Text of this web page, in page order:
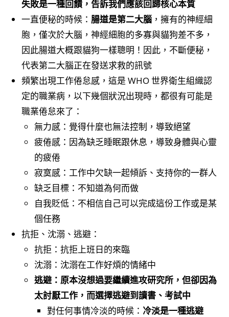
失敗是一種回饋，告訴我們應該回歸核心本質
一直便秘的時候： 腸道是第二大腦 ，擁有的神經細
胞，僅次於大腦，神經細胞的多寡與貓狗差不多，
因此腸道大概跟貓狗一樣聰明！因此，不斷便秘，
代表第二大腦正在發送求救的訊號
頻繁出現工作倦怠感，這是 WHO 世界衛生組織認
定的職業病，以下幾個狀況出現時，都很有可能是
職業倦怠來了：
無力感：覺得什麼也無法控制，導致絕望
疲倦感：因為缺乏睡眠跟休息，導致身體與心靈
的疲倦
寂寞感：工作中欠缺一起傾訴、支持你的一群人
缺乏目標：不知道為何而做
自我貶低：不相信自己可以完成這份工作或是某
個任務
抗拒、沈溺、逃避：
抗拒：抗拒上班日的來臨
沈溺：沈溺在工作好煩的情緒中
逃避：原本沒想過要繼續進攻研究所，但卻因為
太討厭工作，而選擇逃避到讀書、考試中
對任何事情冷淡的時候： 冷淡是一種逃避